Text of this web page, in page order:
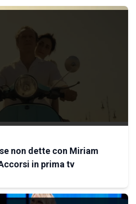
non dette con Miriam
in prima tv